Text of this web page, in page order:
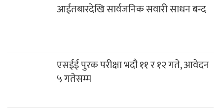
आईतबारदेखि सार्वजनिक सवारी साधन बन्द
एसईई पुरक परीक्षा भदौ ११ र १२ गते, आवेदन
५ गतेसम्म